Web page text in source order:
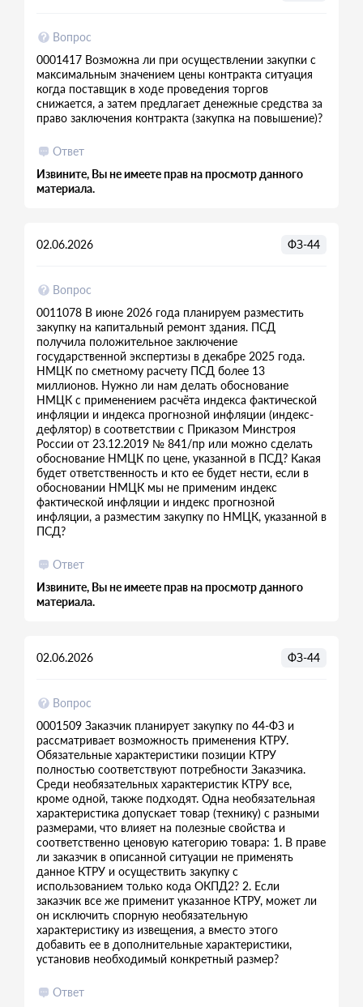
Вопрос
0001417 Возможна ли при осуществлении закупки с
максимальным значением цены контракта ситуация
когда поставщик в ходе проведения торгов
снижается, а затем предлагает денежные средства за
право заключения контракта (закупка на повышение)?
Ответ
Извините, Вы не имеете прав на просмотр данного
материала.
Вопрос
0011078 В июне 2026 года планируем разместить
закупку на капитальный ремонт здания. ПСД
получила положительное заключение
государственной экспертизы в декабре 2025 года.
НМЦК по сметному расчету ПСД более 13
миллионов. Нужно ли нам делать обоснование
НМЦК с применением расчёта индекса фактической
инфляции и индекса прогнозной инфляции (индекс-
дефлятор) в соответствии с Приказом Минстроя
России от 23.12.2019 № 841/пр или можно сделать
обоснование НМЦК по цене, указанной в ПСД? Какая
будет ответственность и кто ее будет нести, если в
обосновании НМЦК мы не применим индекс
фактической инфляции и индекс прогнозной
инфляции, а разместим закупку по НМЦК, указанной в
ПСД?
Ответ
Извините, Вы не имеете прав на просмотр данного
материала.
02.06.2026 ФЗ-44
Вопрос
0001509 Заказчик планирует закупку по 44-ФЗ и
рассматривает возможность применения КТРУ.
Обязательные характеристики позиции КТРУ
полностью соответствуют потребности Заказчика.
Среди необязательных характеристик КТРУ все,
кроме одной, также подходят. Одна необязательная
характеристика допускает товар (технику) с разными
размерами, что влияет на полезные свойства и
соответственно ценовую категорию товара: 1. В праве
ли заказчик в описанной ситуации не применять
данное КТРУ и осуществить закупку с
использованием только кода ОКПД2? 2. Если
заказчик все же применит указанное КТРУ, может ли
он исключить спорную необязательную
характеристику из извещения, а вместо этого
добавить ее в дополнительные характеристики,
установив необходимый конкретный размер?
Ответ
02.06.2026 ФЗ-44